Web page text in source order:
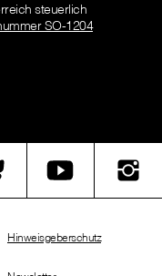
steuerlich
SO-1204
Hinweisgeberschutz